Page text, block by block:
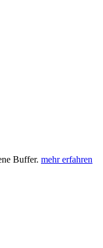
Buffer. mehr erfahren